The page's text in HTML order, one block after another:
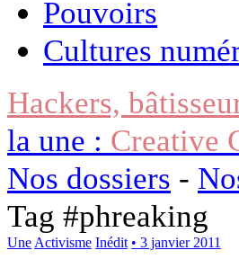
Pouvoirs
Cultures
Hackers,
la une : Creative
Nos dossiers -
Tag #phreaking
Une Activisme Inédit • 3 janvier 2011